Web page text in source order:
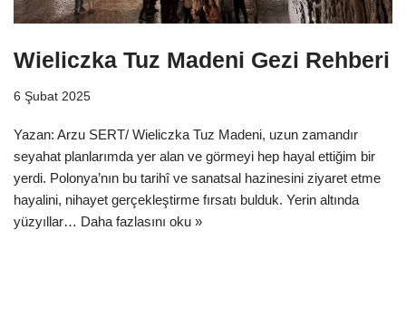
Wieliczka Tuz Madeni Gezi Rehberi
6 Şubat 2025
Yazan: Arzu SERT/ Wieliczka Tuz Madeni, uzun zamandır
seyahat planlarımda yer alan ve görmeyi hep hayal ettiğim bir
yerdi. Polonya’nın bu tarihî ve sanatsal hazinesini ziyaret etme
hayalini, nihayet gerçekleştirme fırsatı bulduk. Yerin altında
yüzyıllar… Daha fazlasını oku »